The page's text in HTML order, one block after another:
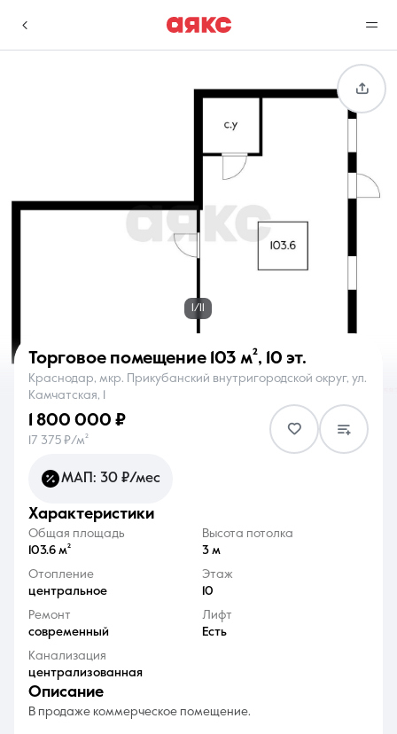
Услуги
О компании Контакты
8 (861) 297-00-00
Ежедневно с 08:30 до 20:00
1/11
Торговое помещение 103 м², 10 эт.
Краснодар, мкр. Прикубанский внутригородской округ, ул.
Камчатская, 1
1 800 000 ₽
17 375 ₽/м²
МАП: 30 ₽/мес
характеристики
Общая площадь
103.6 м²
Высота потолка
3 м
Отопление
центральное
Этаж
10
Ремонт
современный
Лифт
Есть
Канализация
централизованная
описание
В продаже коммерческое помещение.